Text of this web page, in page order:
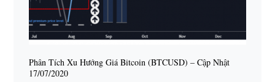
Phân Tích Xu Hướng Giá Bitcoin (BTCUSD) – Cập Nhật
17/07/2020